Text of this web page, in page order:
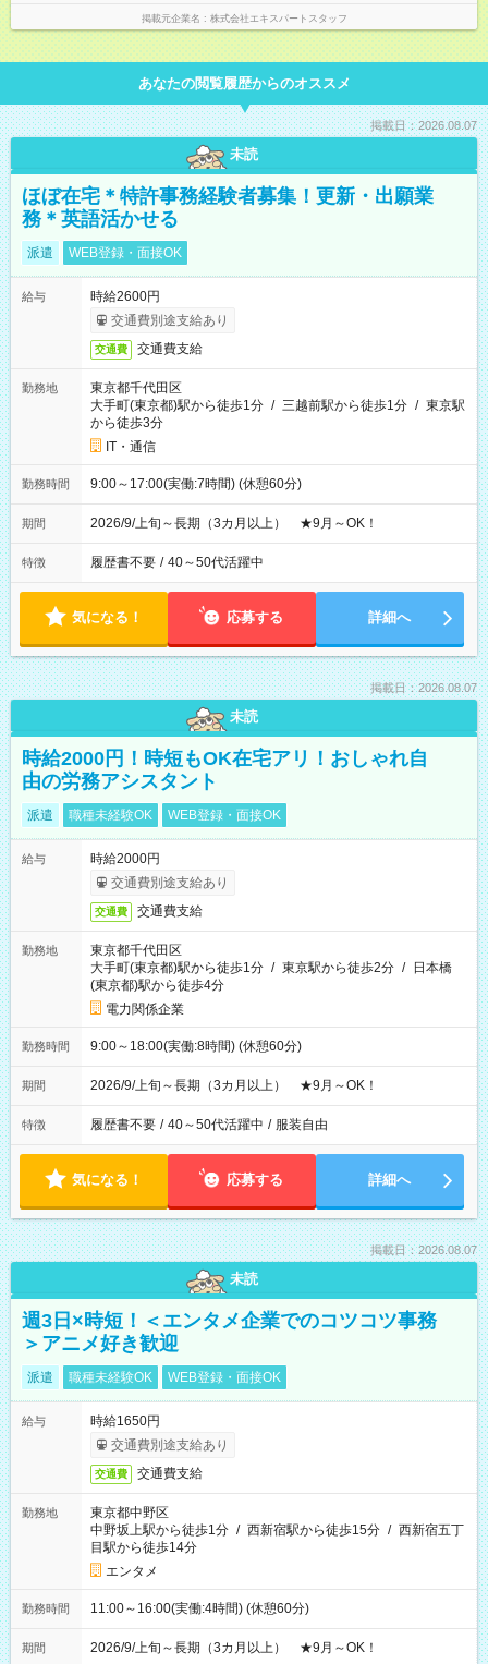
掲載元企業名 株式会社エキスパートスタッフ
あなたの閲覧履歴からのオススメ
掲載日：2026.08.07
未読
ほぼ在宅＊特許事務経験者募集！更新・出願業
務＊英語活かせる
派遣 WEB登録・面接OK
給与
時給2600円
交通費別途支給あり
交通費 交通費支給
勤務地
東京都千代田区
大手町(東京都)駅から徒歩1分 / 三越前駅から徒歩1分 / 東京駅
から徒歩3分
IT・通信
勤務時間 9:00～17:00(実働:7時間) (休憩60分)
期間 2026/9/上旬～長期（3カ月以上） ★9月～OK！
特徴 履歴書不要 / 40～50代活躍中
気になる！ 応募する 詳細へ
掲載日：2026.08.07
未読
時給2000円！時短もOK在宅アリ！おしゃれ自
由の労務アシスタント
派遣 職種未経験OK WEB登録・面接OK
給与
時給2000円
交通費別途支給あり
交通費 交通費支給
勤務地
東京都千代田区
大手町(東京都)駅から徒歩1分 / 東京駅から徒歩2分 / 日本橋
(東京都)駅から徒歩4分
電力関係企業
勤務時間 9:00～18:00(実働:8時間) (休憩60分)
期間 2026/9/上旬～長期（3カ月以上） ★9月～OK！
特徴 履歴書不要 / 40～50代活躍中 / 服装自由
気になる！ 応募する 詳細へ
掲載日：2026.08.07
未読
週3日×時短！＜エンタメ企業でのコツコツ事務
＞アニメ好き歓迎
派遣 職種未経験OK WEB登録・面接OK
給与
時給1650円
交通費別途支給あり
交通費 交通費支給
勤務地
東京都中野区
中野坂上駅から徒歩1分 / 西新宿駅から徒歩15分 / 西新宿五丁
目駅から徒歩14分
エンタメ
勤務時間 11:00～16:00(実働:4時間) (休憩60分)
期間 2026/9/上旬～長期（3カ月以上） ★9月～OK！